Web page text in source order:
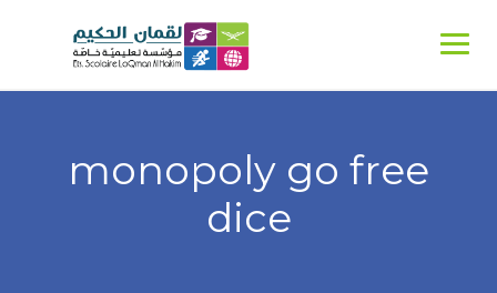
monopoly go free
dice